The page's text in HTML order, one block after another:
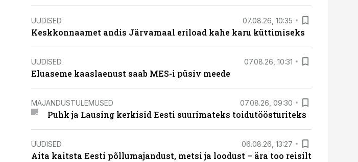
UUDISED 07.08.26, 10:35
Keskkonnaamet andis Järvamaal eriload kahe karu küttimiseks
UUDISED 07.08.26, 10:31
Eluaseme kaaslaenust saab MES-i püsiv meede
MAJANDUSTULEMUSED 07.08.26, 09:30
Puhk ja Lausing kerkisid Eesti suurimateks toidutöösturiteks
UUDISED 06.08.26, 13:27
Aita kaitsta Eesti põllumajandust, metsi ja loodust – ära too reisilt